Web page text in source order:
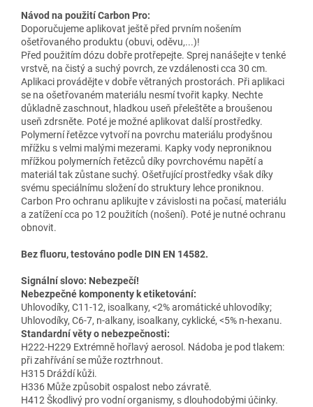
Návod na použití Carbon Pro:
Doporučujeme aplikovat ještě před prvním nošením
ošetřovaného produktu (obuvi, oděvu,...)!
Před použitím dózu dobře protřepejte. Sprej nanášejte v tenké
vrstvě, na čistý a suchý povrch, ze vzdálenosti cca 30 cm.
Aplikaci provádějte v dobře větraných prostorách. Při aplikaci
se na ošetřovaném materiálu nesmí tvořit kapky. Nechte
důkladně zaschnout, hladkou useň přeleštěte a broušenou
useň zdrsněte. Poté je možné aplikovat další prostředky.
Polymerní řetězce vytvoří na povrchu materiálu prodyšnou
mřížku s velmi malými mezerami. Kapky vody neproniknou
mřížkou polymerních řetězců díky povrchovému napětí a
materiál tak zůstane suchý. Ošetřující prostředky však díky
svému speciálnímu složení do struktury lehce proniknou.
Carbon Pro ochranu aplikujte v závislosti na počasí, materiálu
a zatížení cca po 12 použitích (nošení). Poté je nutné ochranu
obnovit.
Bez fluoru, testováno podle DIN EN 14582.
Signální slovo: Nebezpečí!
Nebezpečné komponenty k etiketování:
Uhlovodíky, C11-12, isoalkany, <2% aromátické uhlovodíky;
Uhlovodíky, C6-7, n-alkany, isoalkany, cyklické, <5% n-hexanu.
Standardní věty o nebezpečnosti:
H222-H229 Extrémně hořlavý aerosol. Nádoba je pod tlakem:
při zahřívání se může roztrhnout.
H315 Dráždí kůži.
H336 Může způsobit ospalost nebo závratě.
H412 Škodlivý pro vodní organismy, s dlouhodobými účinky.